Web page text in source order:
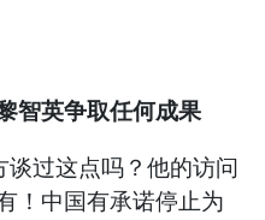
智英争取任何成果
谈过这点吗？他的访问
！中国有承诺停止为